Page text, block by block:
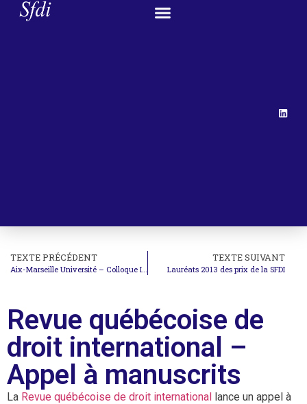
TEXTE PRÉCÉDENT
Aix-Marseille Université – Colloque Internationalisation du droit constitutionnel et constitutionnalisation du droit international
TEXTE SUIVANT
Lauréats 2013 des prix de la SFDI
Revue québécoise de
droit international –
Appel à manuscrits
La Revue québécoise de droit international lance un appel à